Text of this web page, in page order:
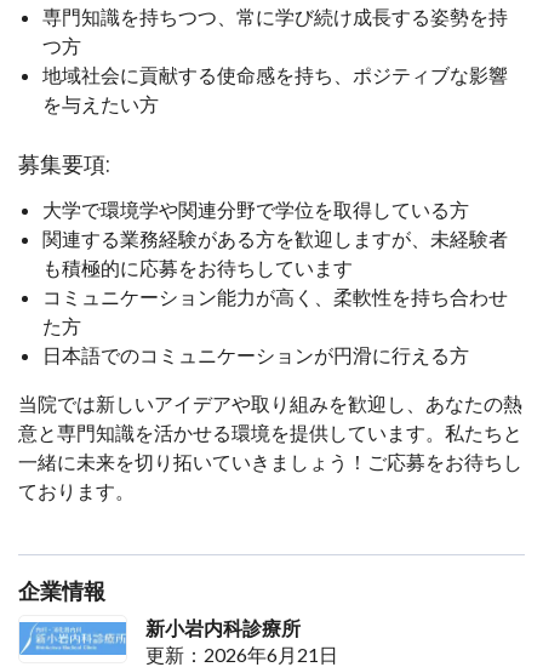
専門知識を持ちつつ、常に学び続け成長する姿勢を持
つ方
地域社会に貢献する使命感を持ち、ポジティブな影響
を与えたい方
募集要項:
大学で環境学や関連分野で学位を取得している方
関連する業務経験がある方を歓迎しますが、未経験者
も積極的に応募をお待ちしています
コミュニケーション能力が高く、柔軟性を持ち合わせ
た方
日本語でのコミュニケーションが円滑に行える方
当院では新しいアイデアや取り組みを歓迎し、あなたの熱
意と専門知識を活かせる環境を提供しています。私たちと
一緒に未来を切り拓いていきましょう！ご応募をお待ちし
ております。
企業情報
新小岩内科診療所
更新：2026年6月21日